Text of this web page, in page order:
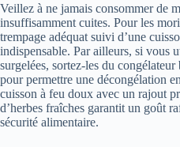
Veillez à ne jamais consommer de
insuffisamment cuites. Pour les
trempage adéquat suivi d’une
indispensable. Par ailleurs, si vous
surgelées, sortez-les du
pour permettre une décongélation
cuisson à feu doux avec un rajout
d’herbes fraîches garantit un goût
sécurité alimentaire.